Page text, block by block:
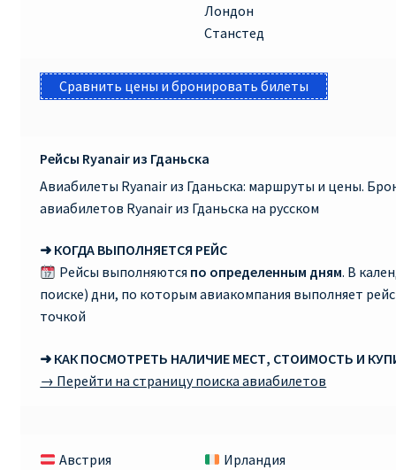
Лондон
Станстед
Сравнить цены и бронировать билеты
Рейсы Ryanair из Гданьска
Авиабилеты Ryanair из Гданьска: маршруты и цены.
авиабилетов Ryanair из Гданьска на русском
➜ КОГДА ВЫПОЛНЯЕТСЯ РЕЙС
Рейсы выполняются по определенным дням. В
поиске) дни, по которым авиакомпания выполняет
точкой
➜ КАК ПОСМОТРЕТЬ НАЛИЧИЕ МЕСТ, СТОИМОСТЬ И
→ Перейти на страницу поиска авиабилетов
Австрия Ирландия